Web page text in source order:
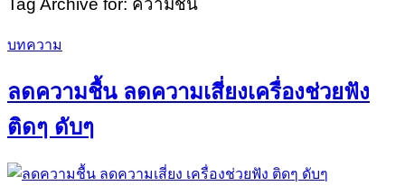
Tag Archive for: ความชื้น
บทความ
ลดความชื้น ลดความเสี่ยงเครื่องช่วยฟัง
ติดๆ ดับๆ